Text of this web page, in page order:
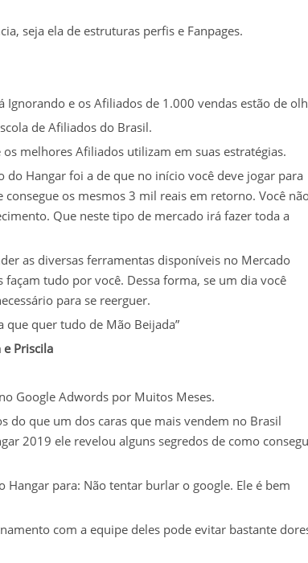
seja ela de estruturas perfis e Fanpages.
Ignorando e os Afiliados de 1.000 vendas estão de
de Afiliados do Brasil.
melhores Afiliados utilizam em suas estratégias.
Hangar foi a de que no início você deve jogar para
os mesmos 3 mil reais em retorno. Você
Que neste tipo de mercado irá fazer toda a
as diversas ferramentas disponíveis no Mercado
tudo por você. Dessa forma, se um dia você
para se reerguer.
que quer tudo de Mão Beijada”
e Priscila
Google Adwords por Muitos Meses.
do que um dos caras que mais vendem no Brasil
2019 ele revelou alguns segredos de como
para: Não tentar burlar o google. Ele é bem
com a equipe deles pode evitar bastante